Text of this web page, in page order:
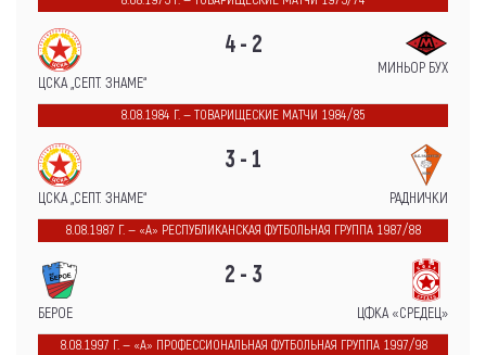
ЦСКА „СЕПТ. ЗНАМЕ“
4 - 2
МИНЬОР БУХ
8.08.1984 Г. — ТОВАРИЩЕСКИЕ МАТЧИ 1984/85
ЦСКА „СЕПТ. ЗНАМЕ“
3 - 1
РАДНИЧКИ
8.08.1987 Г. — «А» РЕСПУБЛИКАНСКАЯ ФУТБОЛЬНАЯ ГРУППА 1987/88
БЕРОЕ
2 - 3
ЦФКА «СРЕДЕЦ»
8.08.1997 Г. — «А» ПРОФЕССИОНАЛЬНАЯ ФУТБОЛЬНАЯ ГРУППА 1997/98